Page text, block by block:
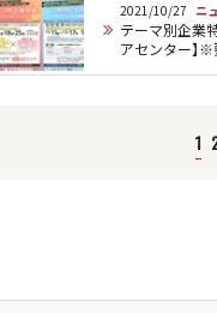
2021/10/27 ニ
テーマ別企業
アセンター】
1